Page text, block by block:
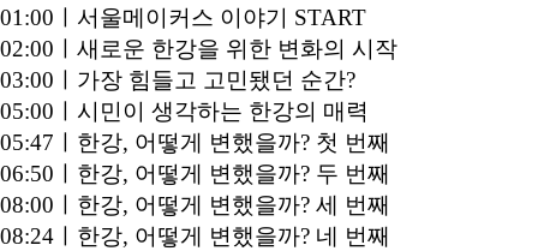
01:00ㅣ서울메이커스 이야기 START
02:00ㅣ새로운 한강을 위한 변화의 시작
03:00ㅣ가장 힘들고 고민됐던 순간?
05:00ㅣ시민이 생각하는 한강의 매력
05:47ㅣ한강, 어떻게 변했을까? 첫 번째
06:50ㅣ한강, 어떻게 변했을까? 두 번째
08:00ㅣ한강, 어떻게 변했을까? 세 번째
08:24ㅣ한강, 어떻게 변했을까? 네 번째